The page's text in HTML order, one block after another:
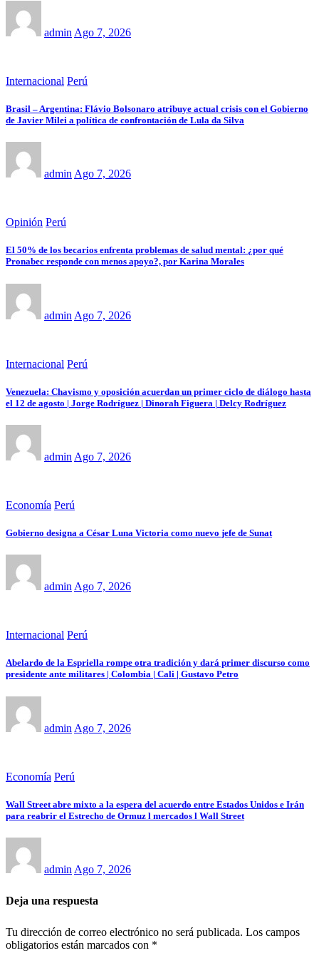
admin Ago 7, 2026
Internacional Perú
Brasil – Argentina: Flávio Bolsonaro atribuye actual crisis con el Gobierno
de Javier Milei a política de confrontación de Lula da Silva
admin Ago 7, 2026
Opinión Perú
El 50% de los becarios enfrenta problemas de salud mental: ¿por qué
Pronabec responde con menos apoyo?, por Karina Morales
admin Ago 7, 2026
Internacional Perú
Venezuela: Chavismo y oposición acuerdan un primer ciclo de diálogo hasta
el 12 de agosto | Jorge Rodríguez | Dinorah Figuera | Delcy Rodríguez
admin Ago 7, 2026
Economía Perú
Gobierno designa a César Luna Victoria como nuevo jefe de Sunat
admin Ago 7, 2026
Internacional Perú
Abelardo de la Espriella rompe otra tradición y dará primer discurso como
presidente ante militares | Colombia | Cali | Gustavo Petro
admin Ago 7, 2026
Economía Perú
Wall Street abre mixto a la espera del acuerdo entre Estados Unidos e Irán
para reabrir el Estrecho de Ormuz l mercados l Wall Street
admin Ago 7, 2026
Deja una respuesta
Tu dirección de correo electrónico no será publicada. Los campos
obligatorios están marcados con *